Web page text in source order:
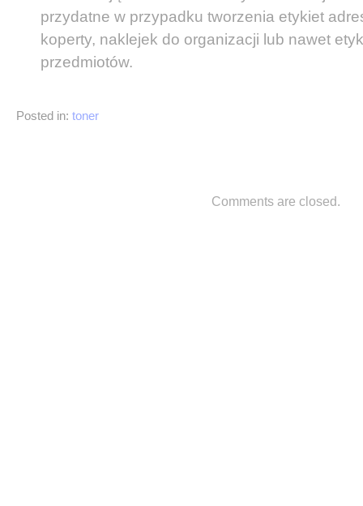
przydatne w przypadku tworzenia etykiet
koperty, naklejek do organizacji lub nawet
przedmiotów.
Posted in: toner
Comments are closed.